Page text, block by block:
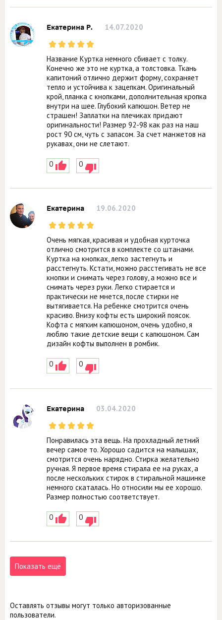
Екатерина Р. 14.07.2020
Название Куртка немного сбивает с толку.
Конечно же это не куртка, а толстовка. Ткань
капитоний отлично держит форму, сохраняет
тепло и устойчива к зацепкам. Оригинальный
крой, планка с кнопками, дополнительная кропка
внутри на шее. Глубокий капюшон. Ветер не
страшен! Заплатки на плечиках придают
оригинальности! Размер 92-98 как раз на наш
рост 90 см, чуть с запасом. За счет манжетов на
рукавах, они не слетают.
0 0
Екатерина 19.06.2020
Очень мягкая, красивая и удобная курточка
отлично смотрится в комплекте со штанами.
Куртка на кнопках, легко застегнуть и
расстегнуть. Кстати, можно расстегивать не все
кнопки и снимать через голову, а можно все и
снимать через руки. Легко стирается и
практически не мнется, после стирки не
вытягивается. На ребенке смотрится очень
красиво. Внизу кофты есть широкий поясок.
Кофта с мягким капюшоном, очень удобно, я
люблю такие детские вещи с капюшоном. Сам
дизайн кофты выполнен в ромбик.
0 0
Екатерина 03.04.2020
Понравилась эта вещь. На прохладный летний
вечер самое то. Хорошо садится на малышах,
смотрится очень нарядно. Стирка желательно
ручная. Я первое время стирала ее на руках, а
после нескольких стирок в стиральной машинке
немного скаталась. Но относили мы ее хорошо.
Размер полностью соответствует.
0 0
Показать ещё
Оставлять отзывы могут только авторизованные
пользователи.